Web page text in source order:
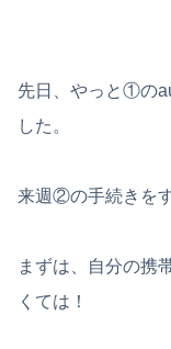
先日、やっと①の
した。
来週②の手続きを
まずは、自分の携
くては！